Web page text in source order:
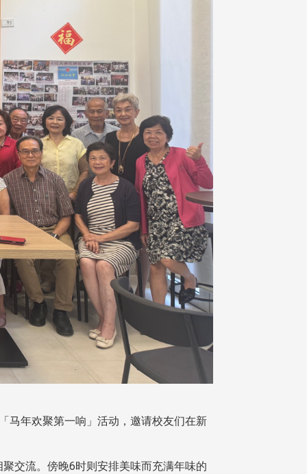
马年欢聚第一响」活动，邀请校友们在新
交流。傍晚6时则安排美味而充满年味的